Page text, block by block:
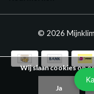
© 2026
Wij slaan cookies op
Ja